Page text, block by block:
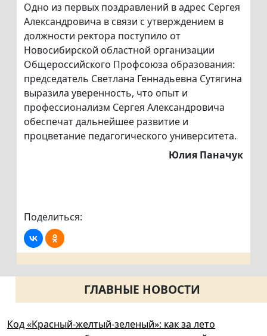
Одно из первых поздравлений в адрес Сергея
Александровича в связи с утверждением в
должности ректора поступило от
Новосибирской областной организации
Общероссийского Профсоюза образования:
председатель Светлана Геннадьевна Сутягина
выразила уверенность, что опыт и
профессионализм Сергея Александровича
обеспечат дальнейшее развитие и
процветание педагогического университета.
Юлия Паначук
Поделиться:
ГЛАВНЫЕ НОВОСТИ
Код «Красный-желтый-зеленый»: как за лето